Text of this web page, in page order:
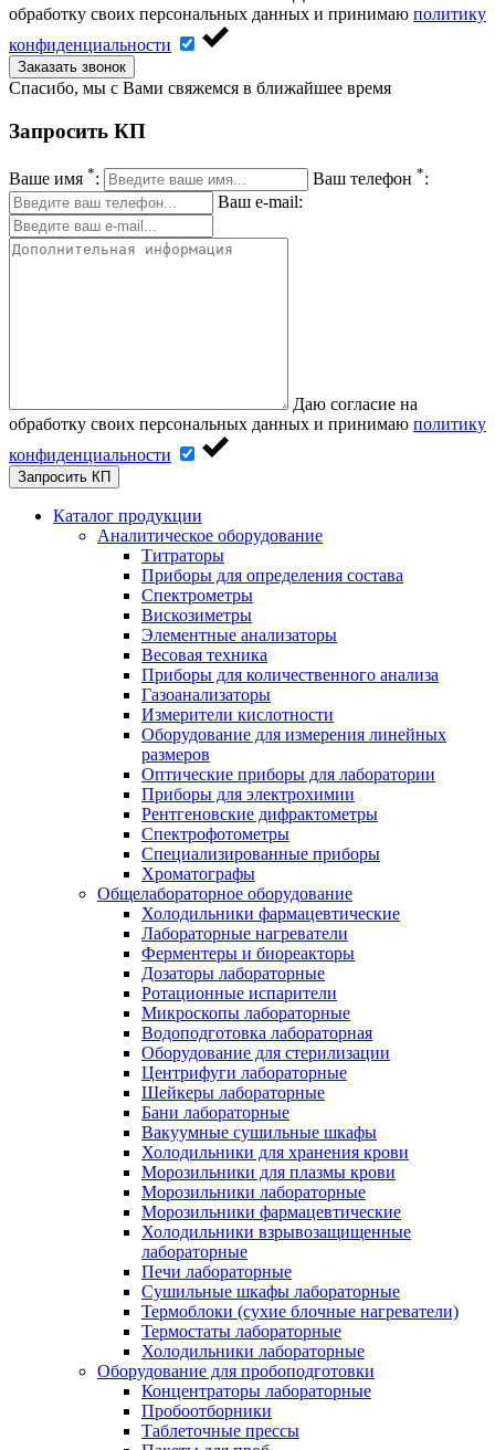
обработку своих персональных данных и принимаю политику
конфиденциальности
Заказать звонок
Спасибо, мы с Вами свяжемся в ближайшее время
Запросить КП
Ваше имя *: Ваш телефон *:
Ваш e-mail:
Даю согласие на
обработку своих персональных данных и принимаю политику
конфиденциальности
Запросить КП
Каталог продукции
Аналитическое оборудование
Титраторы
Приборы для определения состава
Спектрометры
Вискозиметры
Элементные анализаторы
Весовая техника
Приборы для количественного анализа
Газоанализаторы
Измерители кислотности
Оборудование для измерения линейных
размеров
Оптические приборы для лаборатории
Приборы для электрохимии
Рентгеновские дифрактометры
Спектрофотометры
Специализированные приборы
Хроматографы
Общелабораторное оборудование
Холодильники фармацевтические
Лабораторные нагреватели
Ферментеры и биореакторы
Дозаторы лабораторные
Ротационные испарители
Микроскопы лабораторные
Водоподготовка лабораторная
Оборудование для стерилизации
Центрифуги лабораторные
Шейкеры лабораторные
Бани лабораторные
Вакуумные сушильные шкафы
Холодильники для хранения крови
Морозильники для плазмы крови
Морозильники лабораторные
Морозильники фармацевтические
Холодильники взрывозащищенные
лабораторные
Печи лабораторные
Сушильные шкафы лабораторные
Термоблоки (сухие блочные нагреватели)
Термостаты лабораторные
Холодильники лабораторные
Оборудование для пробоподготовки
Концентраторы лабораторные
Пробоотборники
Таблеточные прессы